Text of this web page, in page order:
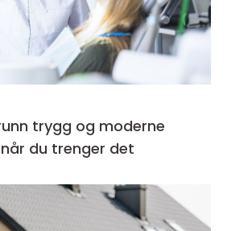
du trenger det